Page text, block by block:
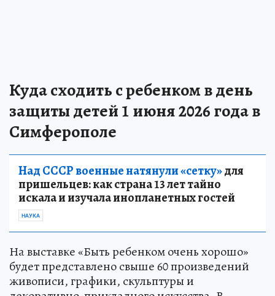
Куда сходить с ребенком в день
защиты детей 1 июня 2026 года в
Симферополе
Над СССР военные натянули «сетку»для
пришельцев: как страна 13 лет тайно
искала и изучала инопланетных гостей
НАУКА
На выставке «Быть ребенком очень хорошо»
будет представлено свыше 60 произведений
живописи, графики, скульптуры и